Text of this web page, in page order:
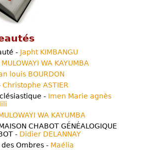
- Japht KIMBANGU
WA KAYUMBA
louis BOURDON
Christophe ASTIER
- Imen Marie agnès
WA KAYUMBA
CHABOT GÉNÉALOGIQUE
- Didier DELANNAY
Ombres - Maélia